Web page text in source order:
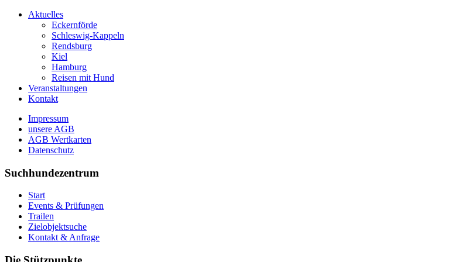
Aktuelles
Eckernförde
Schleswig-Kappeln
Rendsburg
Kiel
Hamburg
Reisen mit Hund
Veranstaltungen
Kontakt
Impressum
unsere AGB
AGB Wertkarten
Datenschutz
Suchhundezentrum
Start
Events & Prüfungen
Trailen
Zielobjektsuche
Kontakt & Anfrage